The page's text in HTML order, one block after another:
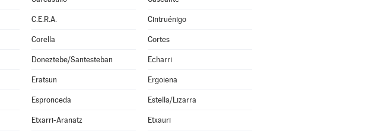
C.E.R.A. Cintruénigo
Corella Cortes
Doneztebe/Santesteban Echarri
Eratsun Ergoiena
Espronceda Estella/Lizarra
Etxarri-Aranatz Etxauri